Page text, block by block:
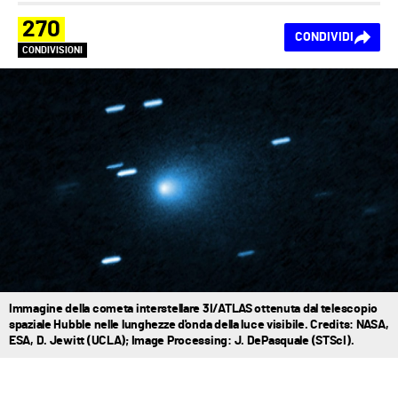
270
CONDIVISIONI
CONDIVIDI
Immagine della cometa interstellare 3I/ATLAS ottenuta dal telescopio
spaziale Hubble nelle lunghezze d'onda della luce visibile. Credits: NASA,
ESA, D. Jewitt (UCLA); Image Processing: J. DePasquale (STScI).